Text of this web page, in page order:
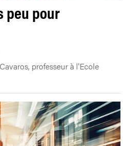
peu pour
professeur à l'Ecole